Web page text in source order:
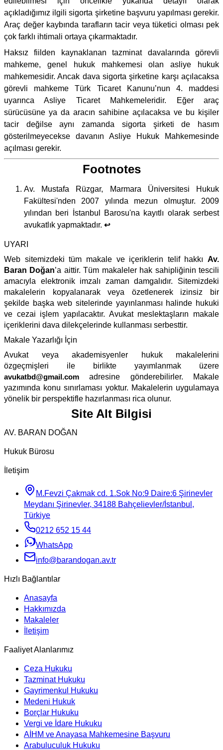
açıkladığımız ilgili sigorta şirketine başvuru yapılması gerekir.
Araç değer kaybında tarafların tacir veya tüketici olması pek
çok farklı ihtimali ortaya çıkarmaktadır.
Haksız fiilden kaynaklanan tazminat davalarında görevli
mahkeme, genel hukuk mahkemesi olan asliye hukuk
mahkemesidir. Ancak dava sigorta şirketine karşı açılacaksa
görevli mahkeme Türk Ticaret Kanunu’nun 4. maddesi
uyarınca Asliye Ticaret Mahkemeleridir. Eğer araç
sürücüsüne ya da aracın sahibine açılacaksa ve bu kişiler
tacir değilse aynı zamanda sigorta şirketi de hasım
gösterilmeyecekse davanın Asliye Hukuk Mahkemesinde
açılması gerekir.
Footnotes
Av. Mustafa Rüzgar, Marmara Üniversitesi Hukuk
Fakültesi'nden 2007 yılında mezun olmuştur. 2009
yılından beri İstanbul Barosu'na kayıtlı olarak serbest
avukatlık yapmaktadır. ↩
UYARI
Web sitemizdeki tüm makale ve içeriklerin telif hakkı Av.
Baran Doğan’a aittir. Tüm makaleler hak sahipliğinin tescili
amacıyla elektronik imzalı zaman damgalıdır. Sitemizdeki
makalelerin kopyalanarak veya özetlenerek izinsiz bir
şekilde başka web sitelerinde yayınlanması halinde hukuki
ve cezai işlem yapılacaktır. Avukat meslektaşların makale
içeriklerini dava dilekçelerinde kullanması serbesttir.
Makale Yazarlığı İçin
Avukat veya akademisyenler hukuk makalelerini
özgeçmişleri ile birlikte yayımlanmak üzere
avukatbd@gmail.com adresine gönderebilirler. Makale
yazımında konu sınırlaması yoktur. Makalelerin uygulamaya
yönelik bir perspektifle hazırlanması rica olunur.
Site Alt Bilgisi
AV. BARAN DOĞAN
Hukuk Bürosu
İletişim
M.Fevzi Çakmak cd. 1.Sok No:9 Daire:6 Şirinevler
Meydanı Şirinevler, 34188 Bahçelievler/İstanbul,
Türkiye
0212 652 15 44
WhatsApp
info@barandogan.av.tr
Hızlı Bağlantılar
Anasayfa
Hakkımızda
Makaleler
İletişim
Faaliyet Alanlarımız
Ceza Hukuku
Tazminat Hukuku
Gayrimenkul Hukuku
Medeni Hukuk
Borçlar Hukuku
Vergi ve İdare Hukuku
AİHM ve Anayasa Mahkemesine Başvuru
Arabuluculuk Hukuku